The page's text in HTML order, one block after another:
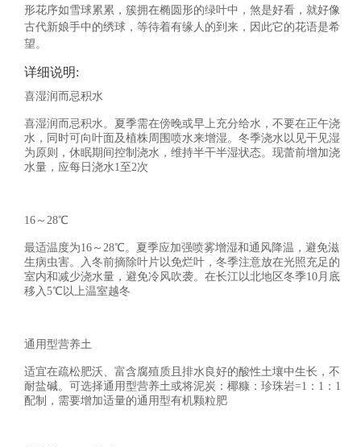
形花序如雪球累累，簇拥在椭圆形的绿叶中，煞是好看，就好像
古代新娘手中的绣球，等待着有缘人的到来，因此它的花语是希
望。
详细说明:
喜湿润而忌积水
喜湿润而忌积水。夏季需在傍晚或早上充分给水，不要在正午浇
水，同时可向叶面及植株周围喷水来增湿。冬季浇水以见干见湿
为原则，休眠期间控制浇水，维持半干半湿状态。现蕾前增加浇
水量，应每日浇水1至2次
16～28℃
最适温度为16～28℃。夏季应加强喷雾增湿和通风降温，避免滋
生病虫害。入冬前摘除叶片以免烂叶，冬季注意放在光照充足的
室内和减少浇水量，避免冷风吹袭。在长江以北地区冬季10月底
移入5℃以上温室越冬
通用型营养土
适宜在疏松肥沃、富含腐殖质且排水良好的酸性土壤中生长，不
耐盐碱。可选择通用型营养土或将泥炭：椰糠：珍珠岩=1：1：1
配制，需要增加适量的通用型有机颗粒肥